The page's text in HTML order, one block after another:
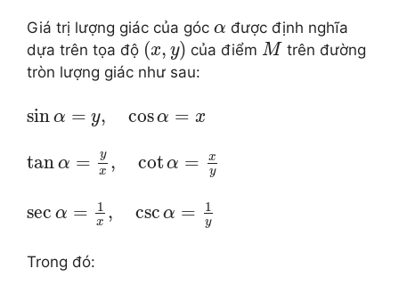
Giá trị lượng giác của góc α được định nghĩa
dựa trên tọa độ (x, y) của điểm M trên đường
tròn lượng giác như sau:
sin α = y, cosα = x
tan α =
y
x , cotα =
x
y
sec α = 1
x , csc α = 1
y
Trong đó: